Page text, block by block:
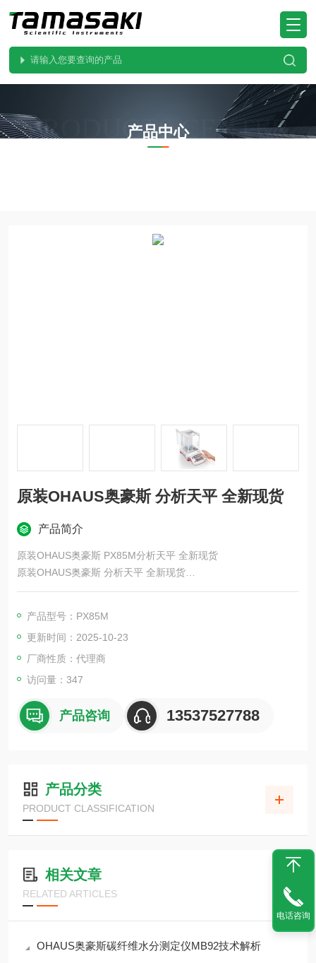
PRODUCTS CENTER
产品中心
原装OHAUS奥豪斯 分析天平 全新现货
产品简介
原装OHAUS奥豪斯 PX85M分析天平 全新现货
原装OHAUS奥豪斯 分析天平 全新现货
天平配备由实心金属块精密加工而成的称重传感器，非常精确且
产品型号：PX85M
更新时间：2025-10-23
厂商性质：代理商
访问量：347
产品咨询 13537527788
产品分类
PRODUCT CLASSIFICATION
相关文章
RELATED ARTICLES
OHAUS奥豪斯碳纤维水分测定仪MB92技术解析
电话咨询